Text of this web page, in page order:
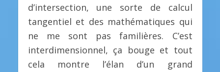
d’intersection, une sorte de calcul
tangentiel et des mathématiques qui
ne me sont pas familières. C’est
interdimensionnel, ça bouge et tout
cela montre l’élan d’un grand